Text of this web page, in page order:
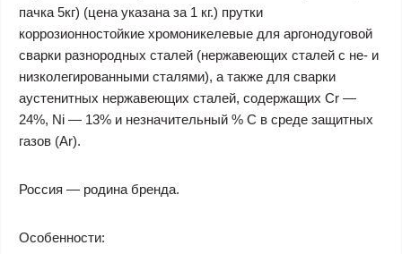
пачка 5кг) (цена указана за 1 кг.) прутки
коррозионностойкие хромоникелевые для аргонодуговой
сварки разнородных сталей (нержавеющих сталей c не- и
низколегированными сталями), а также для сварки
аустенитных нержавеющих сталей, содержащих Cr —
24%, Ni — 13% и незначительный % С в среде защитных
газов (Ar).
Россия — родина бренда.
Особенности: